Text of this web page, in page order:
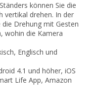
können Sie die
vertikal drehen. In der
Drehung mit Gesten
wohin die Kamera
Englisch und
4.1 und höher, iOS
Life App, Amazon